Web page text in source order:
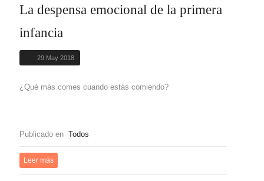
La despensa emocional de la primera
infancia
29 May 2018
¿Qué más comes cuando estás comiendo?
Publicado en Todos
Leer más